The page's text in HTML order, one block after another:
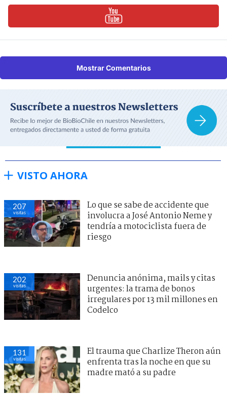
Mostrar Comentarios
VISTO AHORA
207
visitas
Lo que se sabe de accidente que
involucra a José Antonio Neme y
tendría a motociclista fuera de
riesgo
202
visitas
Denuncia anónima, mails y citas
urgentes: la trama de bonos
irregulares por 13 mil millones en
Codelco
131
visitas
El trauma que Charlize Theron aún
enfrenta tras la noche en que su
madre mató a su padre